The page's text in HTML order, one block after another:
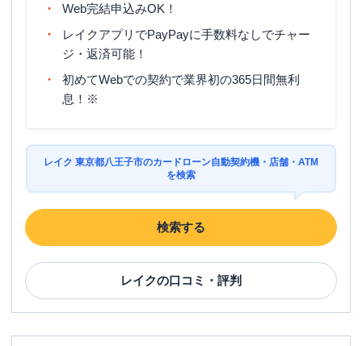
Web完結申込みOK！
レイクアプリでPayPayに手数料なしでチャー
ジ・返済可能！
初めてWebでの契約で業界初の365日間無利
息！※
レイク 東京都八王子市のカードローン自動契約機・店舗・ATM
を検索
検索する
レイクの口コミ・評判